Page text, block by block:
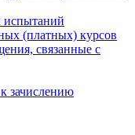
испытаний
(платных) курсов
связанные с
зачислению